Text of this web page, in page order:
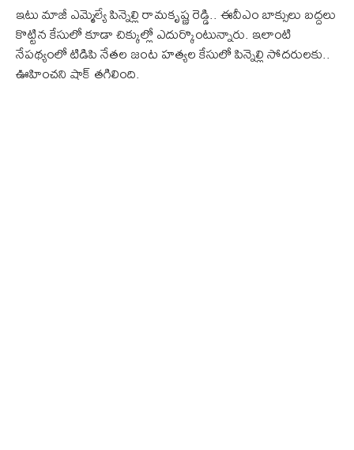
ఇటు మాజీ ఎమ్మెల్యే పిన్నెల్లి రామకృష్ణ రెడ్డి.. ఈవీఎం బాక్సులు బద్దలు
కొట్టిన కేసులో కూడా చిక్కుల్లో ఎదుర్కొంటున్నారు. ఇలాంటి
నేపథ్యంలో టిడిపి నేతల జంట హత్యల కేసులో పిన్నెల్లి సోదరులకు..
ఊహించని షాక్ తగిలింది.